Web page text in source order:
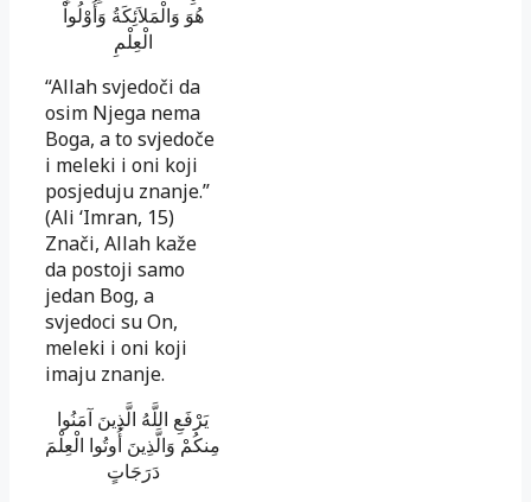
هُوَ وَالْمَلاَئِكَةُ وَأُوْلُواْ
الْعِلْمِ
“Allah svjedoči da
osim Njega nema
Boga, a to svjedoče
i meleki i oni koji
posjeduju znanje.”
(Ali ‘Imran, 15)
Znači, Allah kaže
da postoji samo
jedan Bog, a
svjedoci su On,
meleki i oni koji
imaju znanje.
يَرْفَعِ اللَّهُ الَّذِينَ آمَنُوا
مِنكُمْ وَالَّذِينَ أُوتُوا الْعِلْمَ
دَرَجَاتٍ